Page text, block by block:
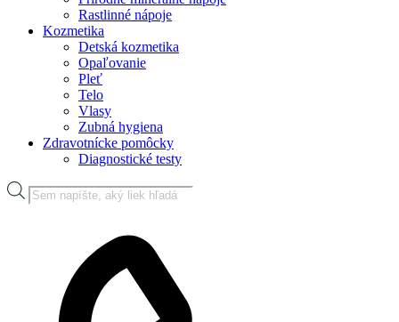
Rastlinné nápoje
Kozmetika
Detská kozmetika
Opaľovanie
Pleť
Telo
Vlasy
Zubná hygiena
Zdravotnícke pomôcky
Diagnostické testy
Products
search